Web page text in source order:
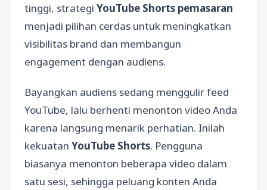
tinggi, strategi YouTube Shorts pemasaran
menjadi pilihan cerdas untuk meningkatkan
visibilitas brand dan membangun
engagement dengan audiens.
Bayangkan audiens sedang menggulir feed
YouTube, lalu berhenti menonton video Anda
karena langsung menarik perhatian. Inilah
kekuatan YouTube Shorts. Pengguna
biasanya menonton beberapa video dalam
satu sesi, sehingga peluang konten Anda